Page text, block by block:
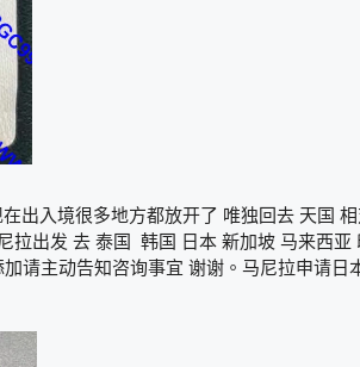
出入境很多地方都放开了 唯独回去 天国
拉出发 去 泰国 韩国 日本 新加坡 马来西亚
请主动告知咨询事宜 谢谢。马尼拉申请日